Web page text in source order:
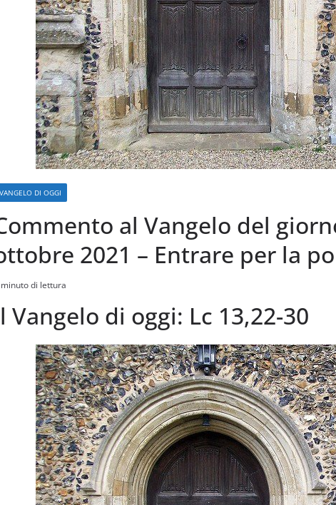
VANGELO DI OGGI
al Vangelo del
2021 – Entrare per la
di lettura
Vangelo di oggi: Lc 13,22-30